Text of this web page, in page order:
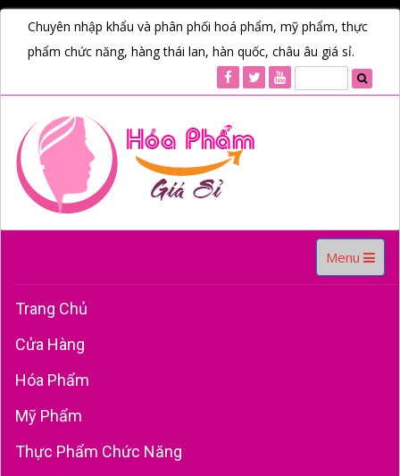
Chuyên nhập khẩu và phân phối hoá phẩm, mỹ phẩm, thực
phẩm chức năng, hàng thái lan, hàn quốc, châu âu giá sỉ.
Toggle
navigation
Menu
Trang Chủ
Cửa Hàng
Hóa Phẩm
Mỹ Phẩm
Thực Phẩm Chức Năng